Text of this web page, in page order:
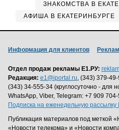
ЗНАКОМСТВА В
АФИША В ЕКАТЕРИНБУРГЕ
Информация для клиентов
Отдел продаж рекламы Е1.РУ:
Редакция: e1@iportal.ru, (343) 379-
(343) 34-555-34 (круглосуточно - для
WhatsApp, Viber, Telegram: +7 909
Подписка на еженедельную рассылку
Публикация материалов под меткой
«Новости телекома» и «Новости